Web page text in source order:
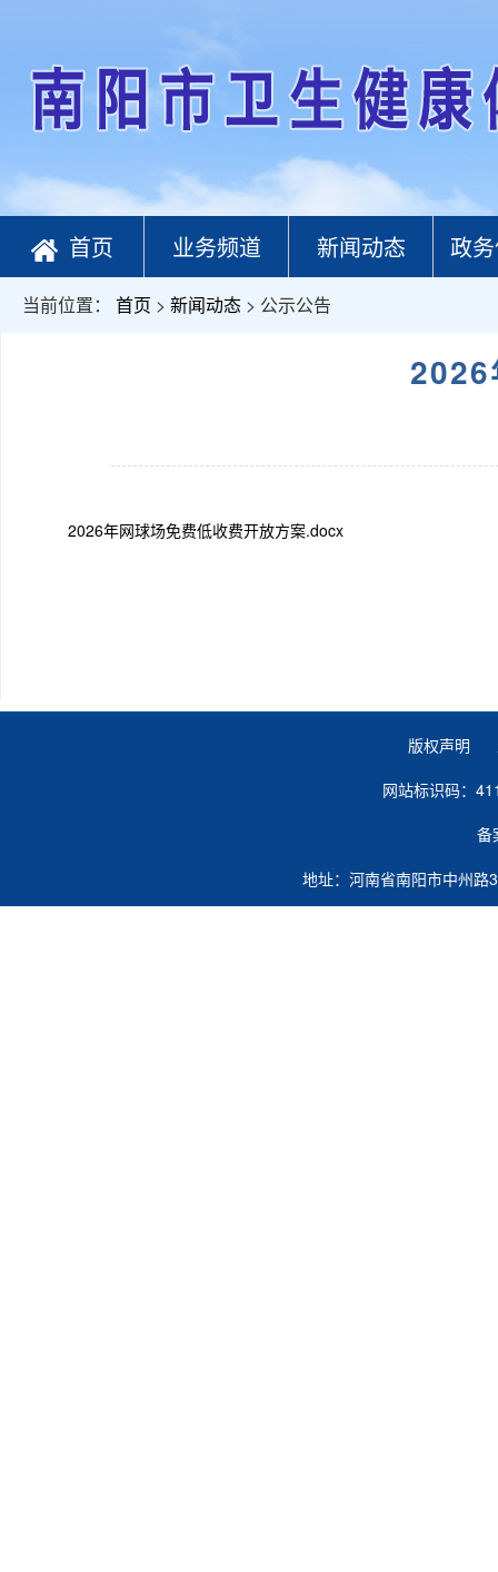
首页 业务频道 新闻动态 政
当前位置： 首页 > 新闻动态 > 公示公告
2026
2026年网球场免费低收费开放方案.docx
版权声明
网站标识码：
备
地址：河南省南阳市中州